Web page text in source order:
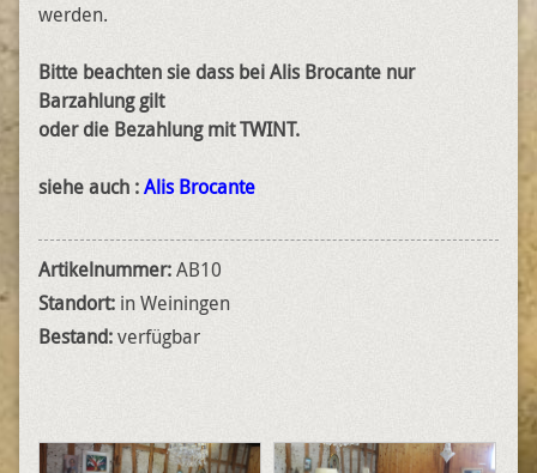
werden.
Bitte beachten sie dass bei Alis Brocante nur
Barzahlung gilt
oder die Bezahlung mit TWINT.
siehe auch :Alis Brocante
Artikelnummer:AB10
Standort: in Weiningen
Bestand:verfügbar